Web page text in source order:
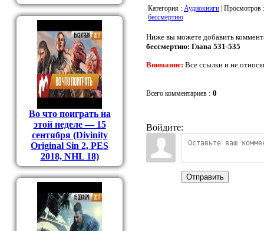
Во что поиграть на
этой неделе — 15
сентября (Divinity
Original Sin 2, PES
2018, NHL 18)
Категория : Аудиокниги Просмотров
бессмертию
Ниже вы можете добавить
бессмертию: Глава 531-535
Внимание: Все ссылки и не
Всего комментариев : 0
Войдите:
Отправить